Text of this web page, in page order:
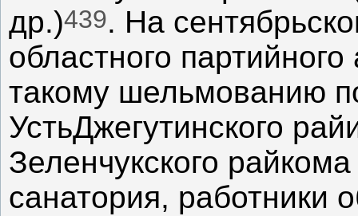
др.)439. На
областного
такому шельмованию
УстьДжегутинского
Зеленчукского
санатория, работники